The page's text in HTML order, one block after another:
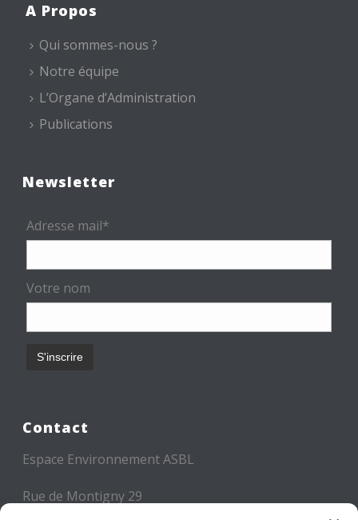
A Propos
Qui sommes-nous ?
Notre équipe
L’Organe d’Administration
Publications
Newsletter
Adresse mail*
Votre nom
Contact
Espace Environnement ASBL
Rue de Montigny 29